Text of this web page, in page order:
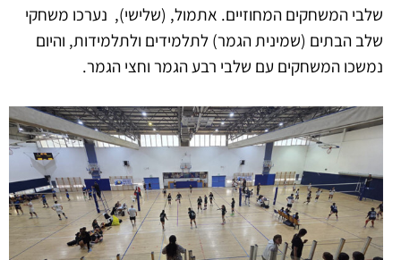
שלבי המשחקים המחוזיים. אתמול, (שלישי), נערכו משחקי
שלב הבתים (שמינית הגמר) לתלמידים ולתלמידות, והיום
נמשכו המשחקים עם שלבי רבע הגמר וחצי הגמר.